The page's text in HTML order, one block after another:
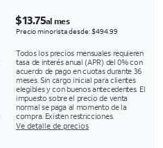
$13.75al mes
Precio minorista desde: $494.99
Todos los precios mensuales requieren
tasa de interés anual (APR) del 0% con
acuerdo de pago en cuotas durante 36
meses. Sin cargo inicial para clientes
elegibles y con buenos antecedentes. El
impuesto sobre el precio de venta
normal se paga al momento de la
compra. Existen restricciones.
Ve detalle de precios